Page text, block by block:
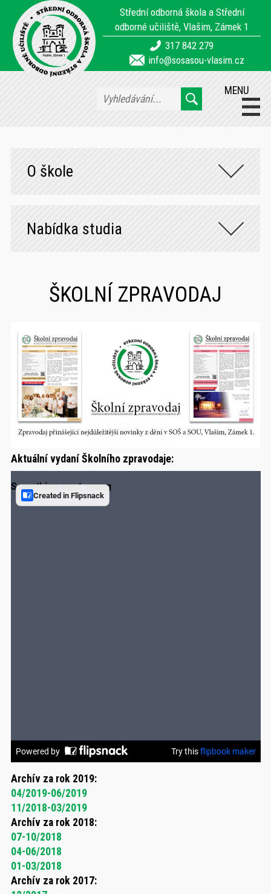
Střední odborná škola a Střední
odborné učiliště, Vlašim, Zámek 1
317 842 279
info@sosasou-vlasim.cz
MENU
O škole
Nabídka studia
ŠKOLNÍ ZPRAVODAJ
Aktuální vydaní Školního zpravodaje:
Archív za rok 2019:
04/2019-06/2019
11/2018-03/2019
Archív za rok 2018:
07-10/2018
04-06/2018
01-03/2018
Archív za rok 2017: